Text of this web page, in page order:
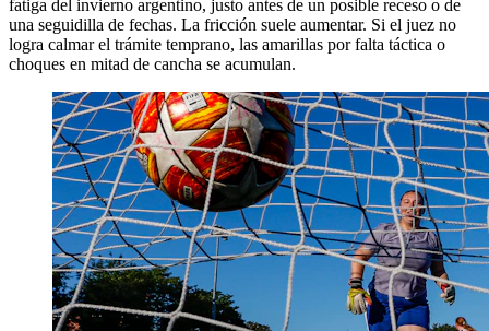
fatiga del invierno argentino, justo antes de un posible receso o de
una seguidilla de fechas. La fricción suele aumentar. Si el juez no
logra calmar el trámite temprano, las amarillas por falta táctica o
choques en mitad de cancha se acumulan.